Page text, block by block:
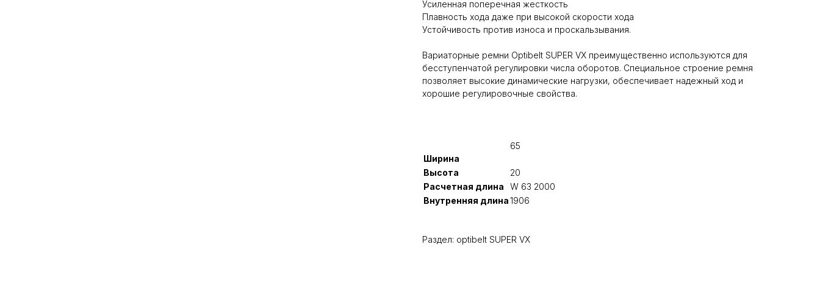
Усиленная поперечная жесткость
Плавность хода даже при высокой скорости хода
Устойчивость против износа и проскальзывания.
Вариаторные ремни Optibelt SUPER VX преимущественно используются для
бесступенчатой регулировки числа оборотов. Специальное строение ремня
позволяет высокие динамические нагрузки, обеспечивает надежный ход и
хорошие регулировочные свойства.
Ширина
65
Высота
20
Расчетная длина
W 63 2000
Внутренняя длина1906
Раздел: optibelt SUPER VX